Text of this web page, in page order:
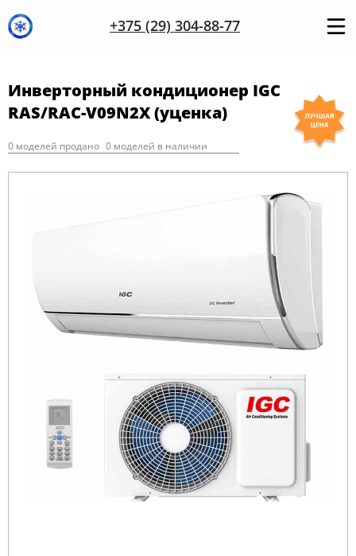
+375 (29) 304-88-77
Инверторный кондиционер IGC
RAS/RAC-V09N2X (уценка)
0 моделей продано 0 моделей в наличии